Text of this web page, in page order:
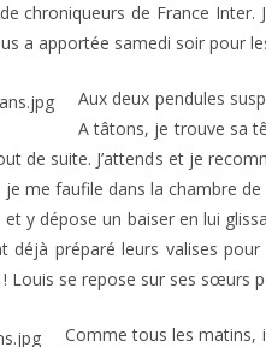
chroniqueurs de France Inter.
a apportée samedi soir pour
Aux deux pendules
A tâtons, je trouve sa
de suite. J’attends et je
me faufile dans la chambre de
y dépose un baiser en lui
déjà préparé leurs valises
Louis se repose sur ses sœurs
Comme tous les matins,